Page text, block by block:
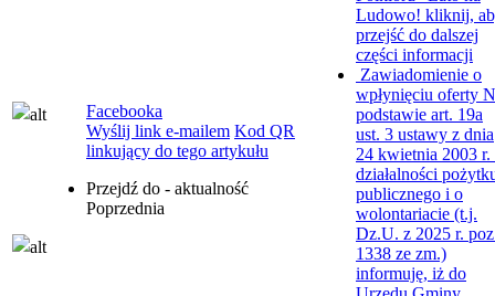
Facebooka
Wyślij link e-mailem Kod QR
linkujący do tego artykułu
Przejdź do - aktualność
Poprzednia
Ludowo! kliknij,
przejść do dalszej
części informacji
Zawiadomienie o
wpłynięciu oferty
podstawie art. 19a
ust. 3 ustawy z dnia
24 kwietnia 2003 r.
działalności
publicznego i o
wolontariacie (t.j.
Dz.U. z 2025 r.
1338 ze zm.)
informuję, iż do